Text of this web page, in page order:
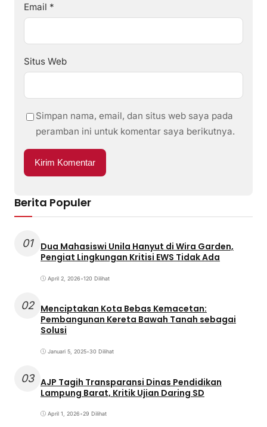
Email *
Situs Web
Simpan nama, email, dan situs web saya pada
peramban ini untuk komentar saya berikutnya.
Berita Populer
01
Dua Mahasiswi Unila Hanyut di Wira Garden,
Pengiat Lingkungan Kritisi EWS Tidak Ada
April 2, 2026•120 Dilihat
02 Menciptakan Kota Bebas Kemacetan:
Pembangunan Kereta Bawah Tanah sebagai
Solusi
Januari 5, 2025•30 Dilihat
03 AJP Tagih Transparansi Dinas Pendidikan
Lampung Barat, Kritik Ujian Daring SD
April 1, 2026•29 Dilihat